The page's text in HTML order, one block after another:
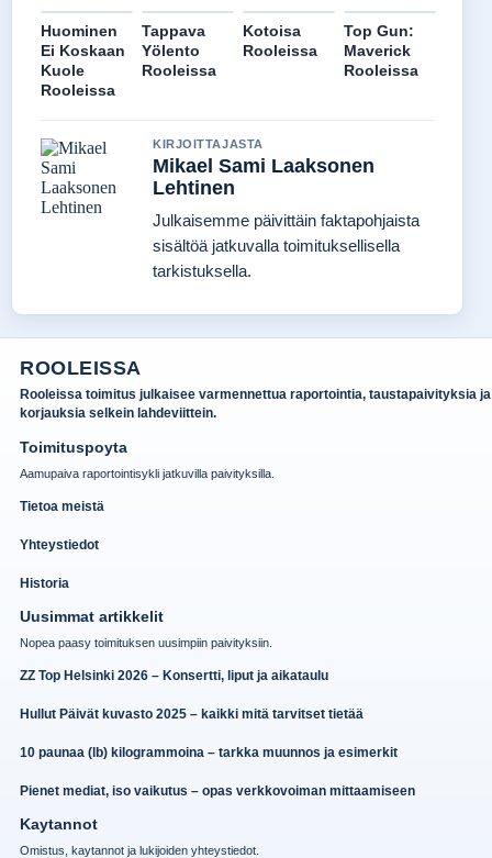
Huominen
Ei Koskaan
Kuole
Rooleissa
Tappava
Yölento
Rooleissa
Kotoisa
Rooleissa
Top Gun:
Maverick
Rooleissa
KIRJOITTAJASTA
Mikael Sami Laaksonen
Lehtinen
Julkaisemme päivittäin faktapohjaista
sisältöä jatkuvalla toimituksellisella
tarkistuksella.
ROOLEISSA
Rooleissa toimitus julkaisee varmennettua raportointia, taustapaivityksia ja
korjauksia selkein lahdeviittein.
Toimituspoyta
Aamupaiva raportointisykli jatkuvilla paivityksilla.
Tietoa meistä
Yhteystiedot
Historia
Uusimmat artikkelit
Nopea paasy toimituksen uusimpiin paivityksiin.
ZZ Top Helsinki 2026 – Konsertti, liput ja aikataulu
Hullut Päivät kuvasto 2025 – kaikki mitä tarvitset tietää
10 paunaa (lb) kilogrammoina – tarkka muunnos ja esimerkit
Pienet mediat, iso vaikutus – opas verkkovoiman mittaamiseen
Kaytannot
Omistus, kaytannot ja lukijoiden yhteystiedot.